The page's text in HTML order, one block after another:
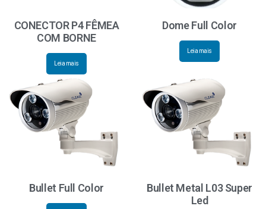
CONECTOR P4 FÊMEA
COM BORNE
Leia mais
Dome Full Color
Leia mais
Bullet Full Color
Bullet Metal L03 Super
Led